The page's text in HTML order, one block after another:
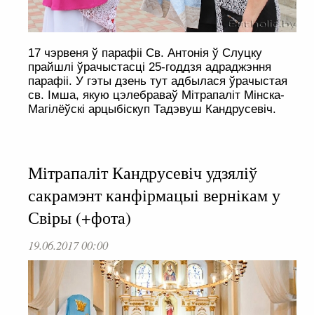
17 чэрвеня ў парафіі Св. Антонія ў Слуцку
прайшлі ўрачыстасці 25-годдзя адраджэння
парафіі. У гэты дзень тут адбылася ўрачыстая
св. Імша, якую цэлебраваў Мітрапаліт Мінска-
Магілёўскі арцыбіскуп Тадэвуш Кандрусевіч.
Мітрапаліт Кандрусевіч удзяліў
сакрамэнт канфірмацыі вернікам у
Свіры (+фота)
19.06.2017 00:00